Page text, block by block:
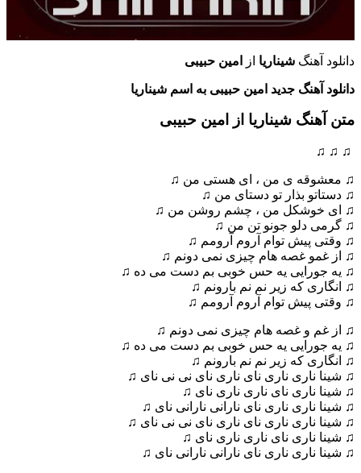
دانلود آهنگ شیناریا از امین حبیبی
دانلود آهنگ جدید امین حبیبی به اسم شیناریا
متن آهنگ شیناریا از امین حبیبی
♫ ♫ ♫
♫ معشوقه ی من ، ای هستی من ♫
♫ دستاتو بذار تو دستای من ♫
♫ ای خوشکل من ، چشم روشن من ♫
♫ گرمی دلو جونو تن من ♫
♫ وقتی پیش توام آروم آرومم ♫
♫ از غمو غصه هام چیزی نمی دونم ♫
♫ یه جورایی یه حس خوبی بم دست می ده ♫
♫ انگاری که زیر نم نم بارونم ♫
♫ وقتی پیش توام آروم آرومم ♫
♫ از غم و غصه هام چیزی نمی دونم ♫
♫ یه جورایی یه حس خوبی بم دست می ده ♫
♫ انگاری که زیر نم نم بارونم ♫
♫ شینا ناری ناری نای ناری نای نی نی نای ♫
♫ شینا ناری نای ناری ناری نای ♫
♫ شینا ناری ناری نای نارانی نارانی نای ♫
♫ شینا ناری ناری نای ناری نای نی نی نای ♫
♫ شینا ناری نای ناری ناری نای ♫
♫ شینا ناری ناری نای نارانی نارانی نای ♫